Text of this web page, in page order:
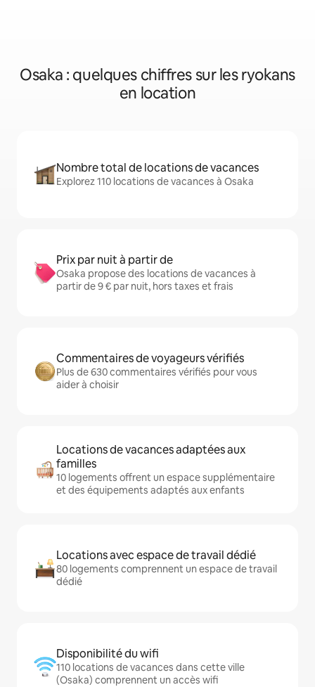
Osaka : quelques chiffres sur les ryokans
en location
Nombre total de locations de vacances
Explorez 110 locations de vacances à Osaka
Prix par nuit à partir de
Osaka propose des locations de vacances à
partir de 9 € par nuit, hors taxes et frais
Commentaires de voyageurs vérifiés
Plus de 630 commentaires vérifiés pour vous
aider à choisir
Locations de vacances adaptées aux
familles
10 logements offrent un espace supplémentaire
et des équipements adaptés aux enfants
Locations avec espace de travail dédié
80 logements comprennent un espace de travail
dédié
Disponibilité du wifi
110 locations de vacances dans cette ville
(Osaka) comprennent un accès wifi